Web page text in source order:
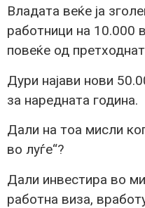
Владата веќе ја
работници на 10.000
повеќе од
Дури најави нови
за наредната година.
Дали на тоа мисли
во луѓе“?
Дали инвестира во
работна виза,